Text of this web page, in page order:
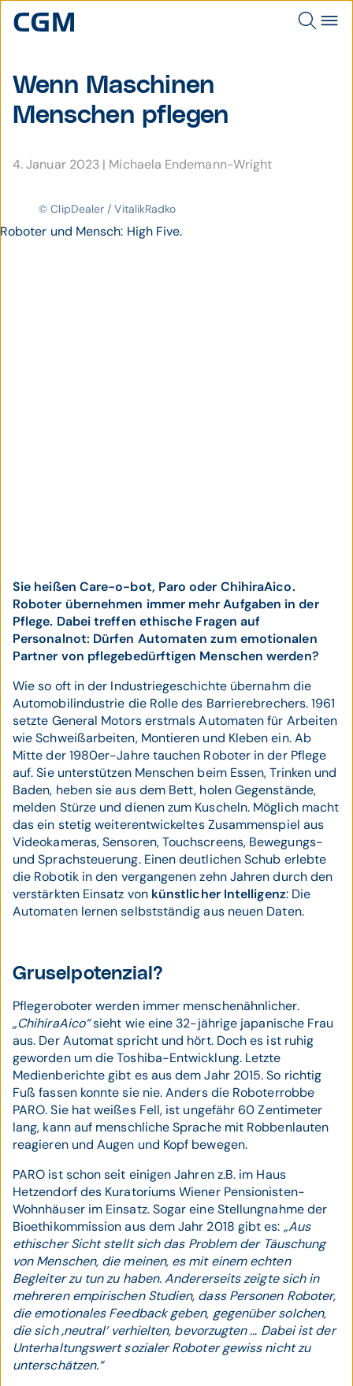
Wenn Maschinen
Menschen pflegen
4. Januar 2023 | Michaela Endemann-Wright
© ClipDealer / VitalikRadko
Roboter und Mensch: High Five.
Sie heißen Care-o-bot, Paro oder ChihiraAico.
Roboter übernehmen immer mehr Aufgaben in der
Pflege. Dabei treffen ethische Fragen auf
Personalnot: Dürfen Automaten zum emotionalen
Partner von pflegebedürftigen Menschen werden?
Wie so oft in der Industriegeschichte übernahm die
Automobilindustrie die Rolle des Barrierebrechers. 1961
setzte General Motors erstmals Automaten für Arbeiten
wie Schweißarbeiten, Montieren und Kleben ein. Ab
Mitte der 1980er-Jahre tauchen Roboter in der Pflege
auf. Sie unterstützen Menschen beim Essen, Trinken und
Baden, heben sie aus dem Bett, holen Gegenstände,
melden Stürze und dienen zum Kuscheln. Möglich macht
das ein stetig weiterentwickeltes Zusammenspiel aus
Videokameras, Sensoren, Touchscreens, Bewegungs-
und Sprachsteuerung. Einen deutlichen Schub erlebte
die Robotik in den vergangenen zehn Jahren durch den
verstärkten Einsatz von künstlicher Intelligenz: Die
Automaten lernen selbstständig aus neuen Daten.
Gruselpotenzial?
Pflegeroboter werden immer menschenähnlicher.
„ChihiraAico“sieht wie eine 32-jährige japanische Frau
aus. Der Automat spricht und hört. Doch es ist ruhig
geworden um die Toshiba-Entwicklung. Letzte
Medienberichte gibt es aus dem Jahr 2015. So richtig
Fuß fassen konnte sie nie. Anders die Roboterrobbe
PARO. Sie hat weißes Fell, ist ungefähr 60 Zentimeter
lang, kann auf menschliche Sprache mit Robbenlauten
reagieren und Augen und Kopf bewegen.
PARO ist schon seit einigen Jahren z.B. im Haus
Hetzendorf des Kuratoriums Wiener Pensionisten-
Wohnhäuser im Einsatz. Sogar eine Stellungnahme der
Bio­ethikommission aus dem Jahr 2018 gibt es: „Aus
ethischer Sicht stellt sich das Problem der Täuschung
von Menschen, die meinen, es mit einem echten
Begleiter zu tun zu haben. Andererseits zeigte sich in
mehreren empirischen Studien, dass Personen Roboter,
die emotionales Feedback geben, gegenüber solchen,
die sich ‚neutral‘ verhielten, bevorzugten … Dabei ist der
Unterhaltungswert sozialer Roboter gewiss nicht zu
unterschätzen.“